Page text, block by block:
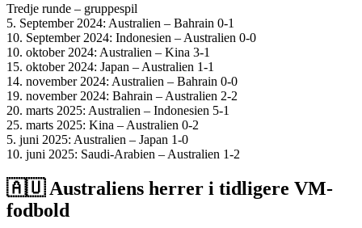
Tredje runde – gruppespil
5. September 2024: Australien – Bahrain 0-1
10. September 2024: Indonesien – Australien 0-0
10. oktober 2024: Australien – Kina 3-1
15. oktober 2024: Japan – Australien 1-1
14. november 2024: Australien – Bahrain 0-0
19. november 2024: Bahrain – Australien 2-2
20. marts 2025: Australien – Indonesien 5-1
25. marts 2025: Kina – Australien 0-2
5. juni 2025: Australien – Japan 1-0
10. juni 2025: Saudi-Arabien – Australien 1-2
🇦🇺 Australiens herrer i tidligere VM-
fodbold